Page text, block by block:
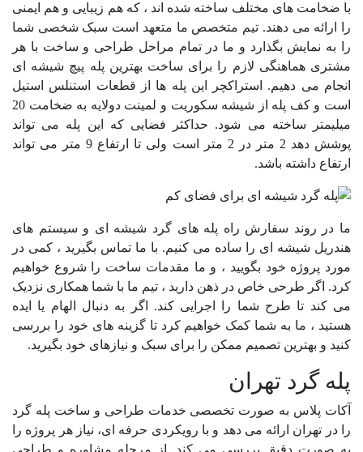
با ضخامت های مختلف ساخته شده اند ، که هم زیبایی و هم ایمنی
را ارائه می دهند. تیم متخصص ما متعهد است سبک شخصی شما
را به نمایش بگذارد و ما در تمام مراحل طراحی و ساخت با هر
مشتری هماهنگی لازم را برای ساخت بهترین پله پیچ شیشه ای
انجام می دهیم. استراکچر این پله ها از قطعات استنلس استیل
است و کف پله از شیشه سکوریت و لمینت دولایه به ضخامت 20
میلیمتر ساخته می شود. حداکثر فضایی که این پله می تواند
پوشش دهد 2 متر در 2 متر است ولی تا ارتفاع 9 متر می تواند
ارتفاع داشته باشد.
ما در روند سفارش راه پله های گرد شیشه ای و سیستم های
هندریل شیشه ای را ساده می کنیم. با ما تماس بگیرید ، کمی در
مورد پروژه خود بگویید ، و ما مقدمات ساخت را شروع خواهیم
کرد. اگر طرحی خاص در ذهن دارید ، تیم ما با شما همکاری نزدیک
می کند تا طرح شما را اجرایی کند.
اگر به دنبال الهام یا ایده
هستید ، ما به شما کمک خواهیم کرد تا گزینه های خود را بررسی
کنید و بهترین تصمیم ممکن را برای سبک و نیازهای خود بگیرید.
پله گرد تهران
آکات پلاس به‌ صورت تخصصی خدمات طراحی و ساخت پله گرد
را در تهران ارائه می دهد و با رویکردی حرفه ای، نیاز هر پروژه را